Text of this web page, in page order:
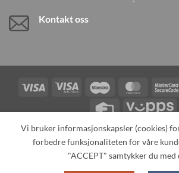
Kontakt oss
Visa
Visa
Electron
Maestro
Credit
TILBAKEKALLINGER KONTAKT OSS
SPESIALBESTILLING
MIN KONTO
Vi bruker informasjonskapsler (cookies)
forbedre funksjonaliteten for våre
"ACCEPT" samtykker du med